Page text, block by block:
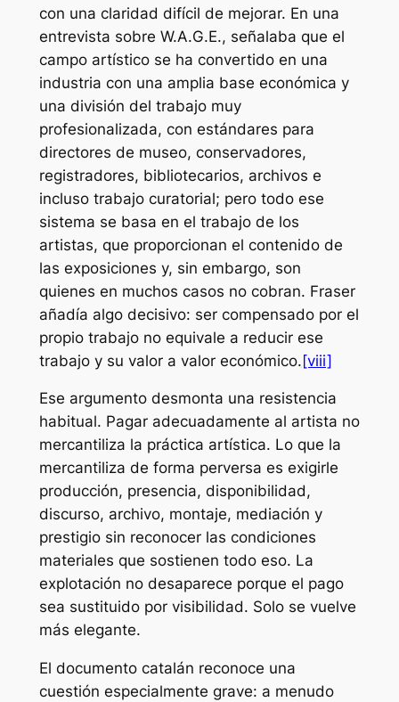
con una claridad difícil de mejorar. En una
entrevista sobre W.A.G.E., señalaba que el
campo artístico se ha convertido en una
industria con una amplia base económica y
una división del trabajo muy
profesionalizada, con estándares para
directores de museo, conservadores,
registradores, bibliotecarios, archivos e
incluso trabajo curatorial; pero todo ese
sistema se basa en el trabajo de los
artistas, que proporcionan el contenido de
las exposiciones y, sin embargo, son
quienes en muchos casos no cobran. Fraser
añadía algo decisivo: ser compensado por el
propio trabajo no equivale a reducir ese
trabajo y su valor a valor económico.[viii]
Ese argumento desmonta una resistencia
habitual. Pagar adecuadamente al artista no
mercantiliza la práctica artística. Lo que la
mercantiliza de forma perversa es exigirle
producción, presencia, disponibilidad,
discurso, archivo, montaje, mediación y
prestigio sin reconocer las condiciones
materiales que sostienen todo eso. La
explotación no desaparece porque el pago
sea sustituido por visibilidad. Solo se vuelve
más elegante.
El documento catalán reconoce una
cuestión especialmente grave: a menudo